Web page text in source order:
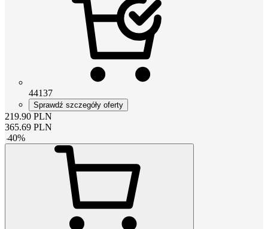
44137
Sprawdź szczegóły oferty
219.90 PLN
365.69 PLN
-40%